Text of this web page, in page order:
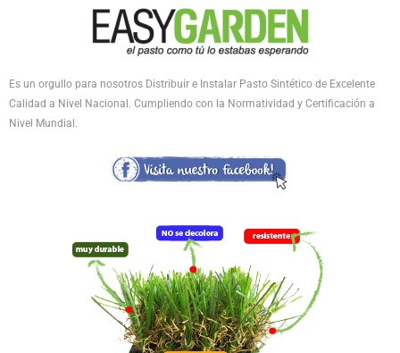
Es un orgullo para nosotros Distribuir e Instalar Pasto Sintético de Excelente
Calidad a Nivel Nacional. Cumpliendo con la Normatividad y Certificación a
Nivel Mundial.